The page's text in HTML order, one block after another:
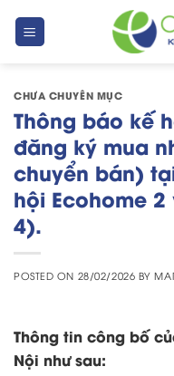
CHƯA CHUYÊN MỤC
Thông báo kế
đăng ký mua
chuyển bán)
hội Ecohome
4).
POSTED ON 28/02/2026 BY
Thông tin công bố
Nội như sau: